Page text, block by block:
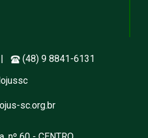
|
(48) 9 8841-6131
sc.org.br